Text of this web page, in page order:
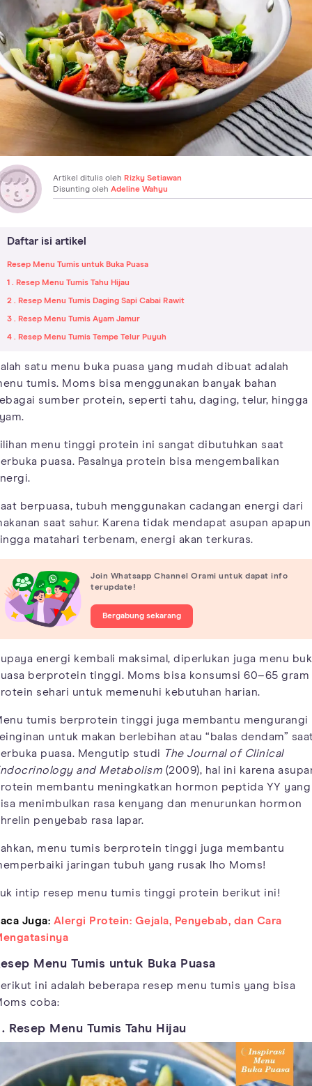
Artikel ditulis oleh Rizky Setiawan
Disunting oleh Adeline Wahyu
Daftar isi artikel
Resep Menu Tumis untuk Buka Puasa
1 . Resep Menu Tumis Tahu Hijau
2 . Resep Menu Tumis Daging Sapi Cabai Rawit
3 . Resep Menu Tumis Ayam Jamur
4 . Resep Menu Tumis Tempe Telur Puyuh
satu menu buka puasa yang mudah dibuat adalah
tumis. Moms bisa menggunakan banyak bahan
sumber protein, seperti tahu, daging, telur, hingga
menu tinggi protein ini sangat dibutuhkan saat
puasa. Pasalnya protein bisa mengembalikan
berpuasa, tubuh menggunakan cadangan energi dari
saat sahur. Karena tidak mendapat asupan apapun
matahari terbenam, energi akan terkuras.
Join Whatsapp Channel Orami untuk dapat info
terupdate!
Bergabung sekarang
energi kembali maksimal, diperlukan juga menu
berprotein tinggi. Moms bisa konsumsi 60–65 gram
sehari untuk memenuhi kebutuhan harian.
tumis berprotein tinggi juga membantu mengurangi
untuk makan berlebihan atau “balas dendam”
puasa. Mengutip studi The Journal of Clinical
and Metabolism (2009), hal ini karena
membantu meningkatkan hormon peptida YY yang
menimbulkan rasa kenyang dan menurunkan hormon
penyebab rasa lapar.
menu tumis berprotein tinggi juga membantu
jaringan tubuh yang rusak lho Moms!
intip resep menu tumis tinggi protein berikut ini!
Juga: Alergi Protein: Gejala, Penyebab, dan Cara
Menu Tumis untuk Buka Puasa
ini adalah beberapa resep menu tumis yang bisa
coba:
. Resep Menu Tumis Tahu Hijau